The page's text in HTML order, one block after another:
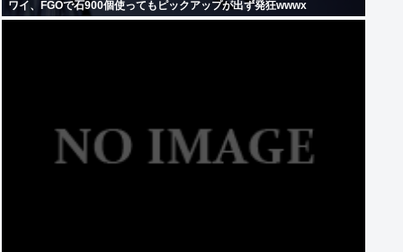
ワイ、FGOで石900個使ってもピックアップが出ず発狂wwwx